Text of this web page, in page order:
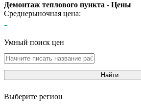
Демонтаж теплового пункта - Цены
Среднерыночная цена:
-
Умный поиск цен
Найти
Выберите регион